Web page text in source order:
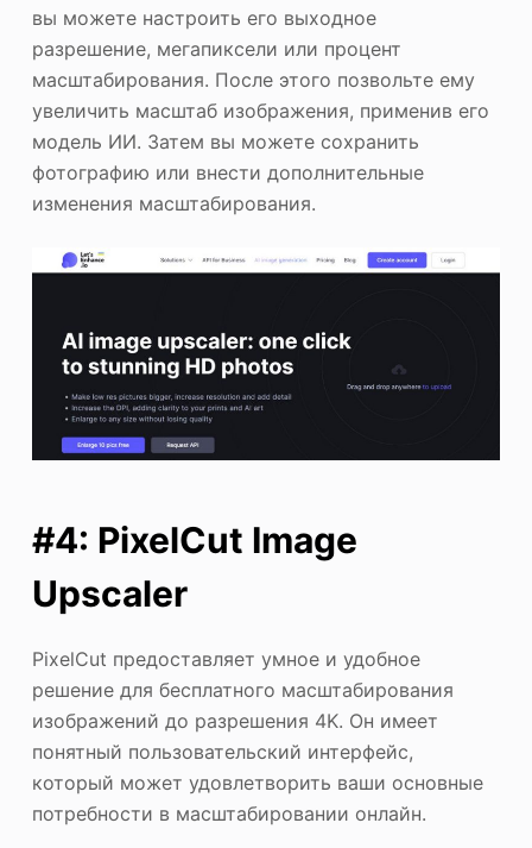
вы можете настроить его выходное
разрешение, мегапиксели или процент
масштабирования. После этого позвольте ему
увеличить масштаб изображения, применив его
модель ИИ. Затем вы можете сохранить
фотографию или внести дополнительные
изменения масштабирования.
#4: PixelCut Image
Upscaler
PixelCut предоставляет умное и удобное
решение для бесплатного масштабирования
изображений до разрешения 4K. Он имеет
понятный пользовательский интерфейс,
который может удовлетворить ваши основные
потребности в масштабировании онлайн.